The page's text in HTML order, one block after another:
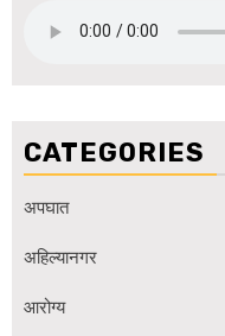
CATEGORIES
अपघात
अहिल्यानगर
आरोग्य